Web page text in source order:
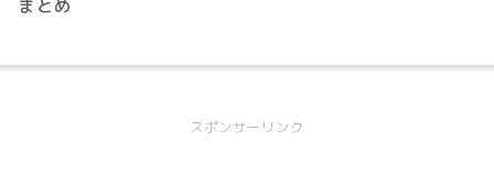
まとめ
スポンサーリンク